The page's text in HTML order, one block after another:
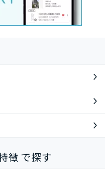
徴 で探す